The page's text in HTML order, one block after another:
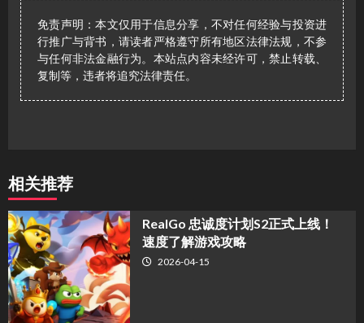
免责声明：本文仅用于信息分享，不对任何经验与投资进
行推广与背书，请读者严格遵守所有地区法律法规，不参
与任何非法金融行为。本站点内容未经许可，禁止转载、
复制等，违者将追究法律责任。
相关推荐
​RealGo 忠诚度计划S2正式上线！
速度了解游戏攻略
2026-04-15